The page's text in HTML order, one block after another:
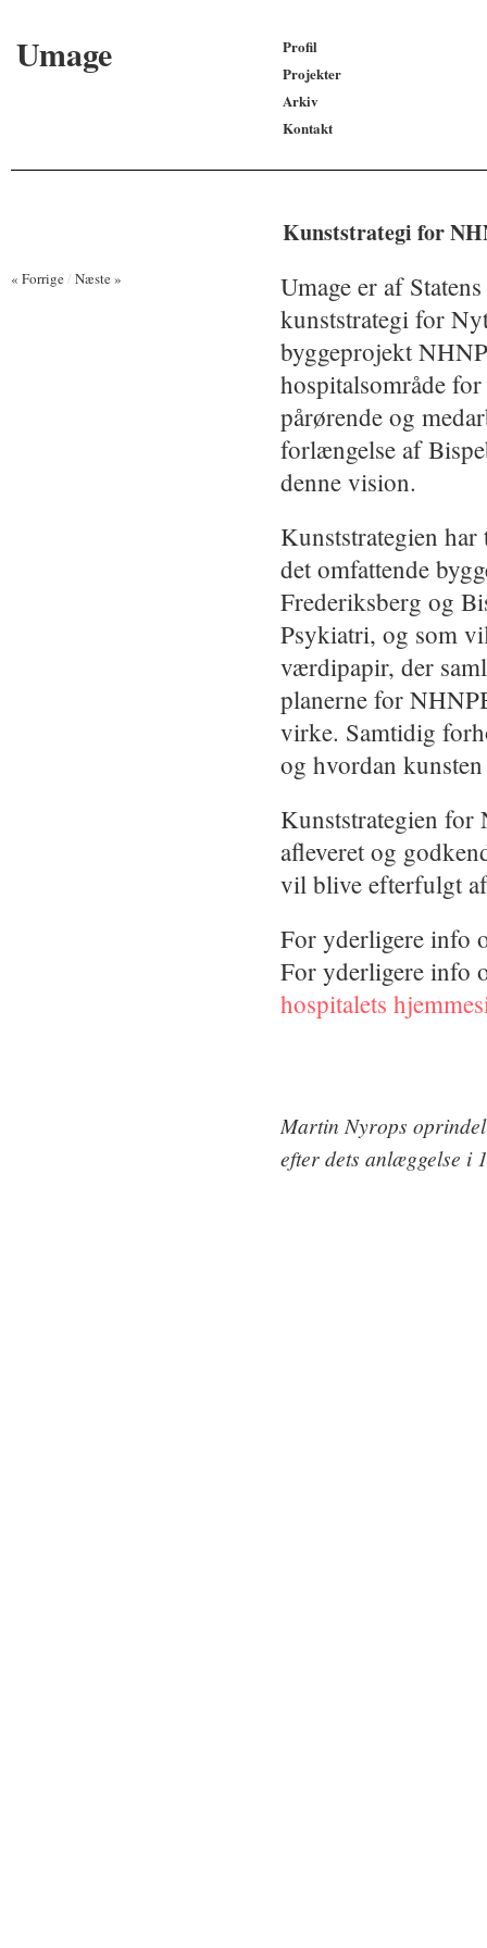
Umage
Profil
Projekter
Arkiv
Kontakt
Kunststrategi for
« Forrige/ Næste »
Umage er af
kunststrategi for
byggeprojekt
hospitalsområde
pårørende og
forlængelse af
denne vision.
Kunststrategien
det omfattende
Frederiksberg og
Psykiatri, og som
værdipapir, der
planerne for
virke. Samtidig
og hvordan
Kunststrategien for
afleveret og
vil blive efterfulgt
For yderligere info
For yderligere info
hospitalets
Martin Nyrops
efter dets anlæggelse i